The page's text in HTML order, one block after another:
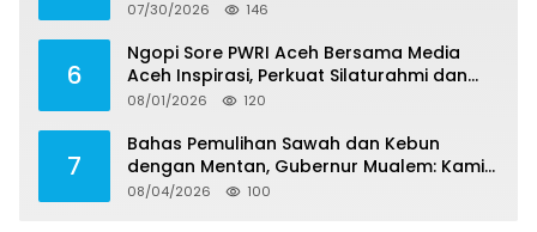
Harus Kuasai Teknologi
07/30/2026 146
6
Ngopi Sore PWRI Aceh Bersama Media
Aceh Inspirasi, Perkuat Silaturahmi dan
Wariskan Pengalaman Berharga
08/01/2026 120
7
Bahas Pemulihan Sawah dan Kebun
dengan Mentan, Gubernur Mualem: Kami
Butuh Dukungan Pak Menteri
08/04/2026 100